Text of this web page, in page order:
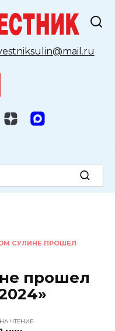
СУЛИНЕ ПРОШЕЛ
прошел
НА ЧТЕНИЕ